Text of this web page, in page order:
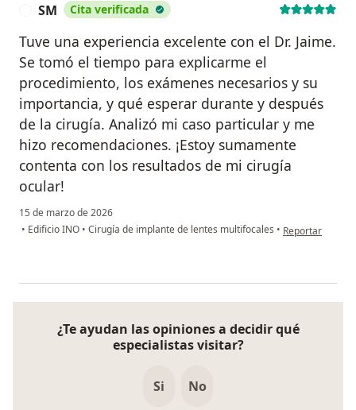
SM Cita verificada
Tuve una experiencia excelente con el Dr. Jaime.
Se tomó el tiempo para explicarme el
procedimiento, los exámenes necesarios y su
importancia, y qué esperar durante y después
de la cirugía. Analizó mi caso particular y me
hizo recomendaciones. ¡Estoy sumamente
contenta con los resultados de mi cirugía
ocular!
15 de marzo de 2026
• Edificio INO • Cirugía de implante de lentes multifocales • en opinión del
Reportar
¿Te ayudan las opiniones a decidir qué
especialistas visitar?
Si No